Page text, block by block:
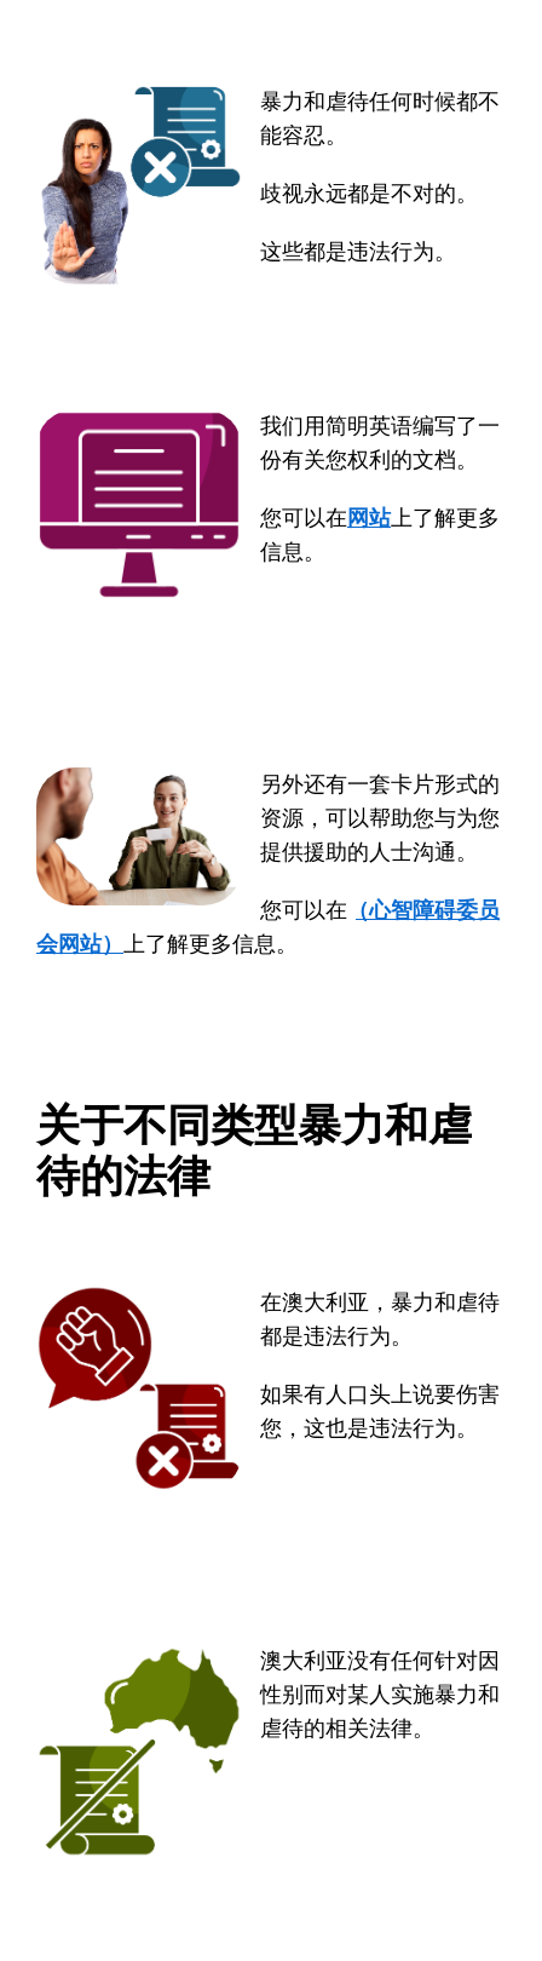
暴力和虐待任何时候都不
能容忍。
歧视永远都是不对的。
这些都是违法行为。
我们用简明英语编写了一
份有关您权利的 PDF 文档。
您可以在WWDA 网站上了解更多
信息。
另外还有一套卡片形式的
资源，可以帮助您与为您
提供援助的人士沟通。
您可以在 Council for Intellectual Disability website（心智障碍委员
会网站） 上了解更多信息。
关于不同类型暴力和虐
待的法律
在澳大利亚，暴力和虐待
都是违法行为。
如果有人口头上说要伤害
您，这也是违法行为。
澳大利亚没有任何针对因
性别而对某人实施暴力和
虐待的相关法律。